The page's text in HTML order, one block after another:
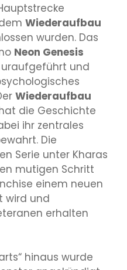
Wiederaufbau
wurden. Das
Neon Genesis
uraufgeführt und
Wiederaufbau
die Geschichte
ihr zentrales
Die
Serie unter Kharas
mutigen Schritt
einem neuen
wird und
erhalten
hinaus wurde